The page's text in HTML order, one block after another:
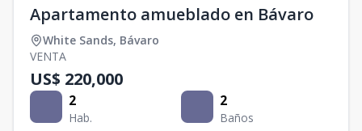
Apartamento amueblado en Bávaro
White Sands, Bávaro
VENTA
US$ 220,000
2
Hab.
2
Baños